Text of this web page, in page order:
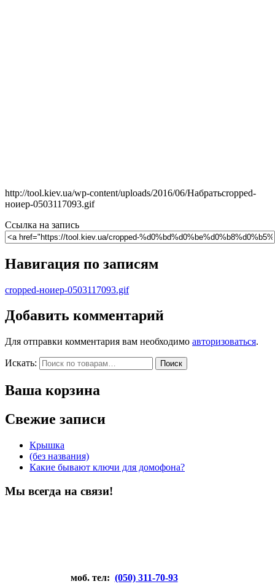
http://tool.kiev.ua/wp-content/uploads/2016/06/Набратьcropped-
ноиер-0503117093.gif
Ссылка на запись
Навигация по записям
cropped-ноиер-0503117093.gif
Добавить комментарий
Для отправки комментария вам необходимо авторизоваться.
Искать: Поиск
Ваша корзина
Свежие записи
Крышка
(без названия)
Какие бывают ключи для домофона?
Мы всегда на связи!
моб. тел: (050) 311-70-93